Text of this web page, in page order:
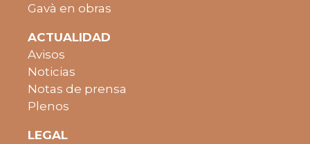
Gavà en obras
ACTUALIDAD
Avisos
Noticias
Notas de prensa
Plenos
LEGAL